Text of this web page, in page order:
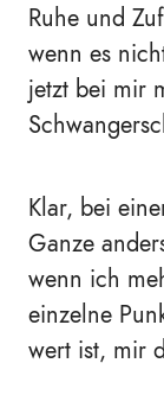
Ruhe und
wenn es
jetzt bei mir
Klar, bei
Ganze
wenn ich
einzelne
wert ist, mir